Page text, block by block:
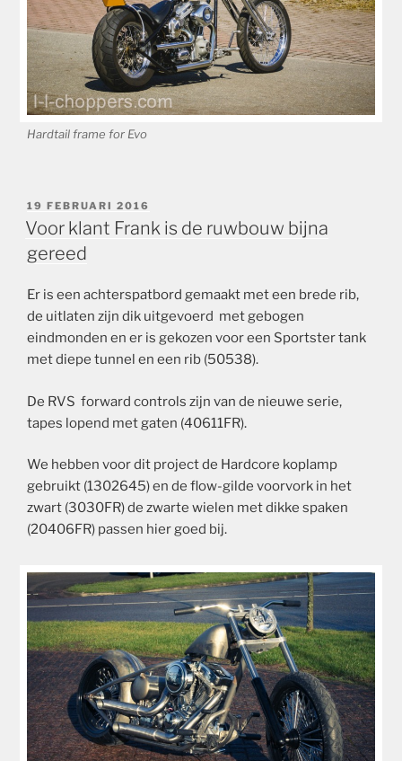
Hardtail frame for Evo
GEPLAATST
OP
19 FEBRUARI 2016
Voor klant Frank is de ruwbouw bijna
gereed
Er is een achterspatbord gemaakt met een brede rib,
de uitlaten zijn dik uitgevoerd met gebogen
eindmonden en er is gekozen voor een Sportster tank
met diepe tunnel en een rib (50538).
De RVS forward controls zijn van de nieuwe serie,
tapes lopend met gaten (40611FR).
We hebben voor dit project de Hardcore koplamp
gebruikt (1302645) en de flow-gilde voorvork in het
zwart (3030FR) de zwarte wielen met dikke spaken
(20406FR) passen hier goed bij.